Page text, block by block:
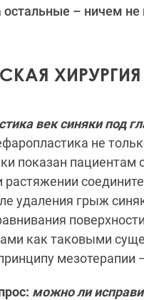
остальные – ничем
век синяки под
не
показан
растяжении
удаления грыж
как таковыми
мезотерапии
можно ли